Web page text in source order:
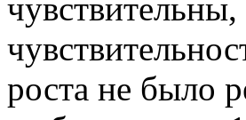
роста не было